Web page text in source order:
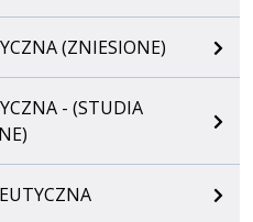
(ZNIESIONE)
- (STUDIA